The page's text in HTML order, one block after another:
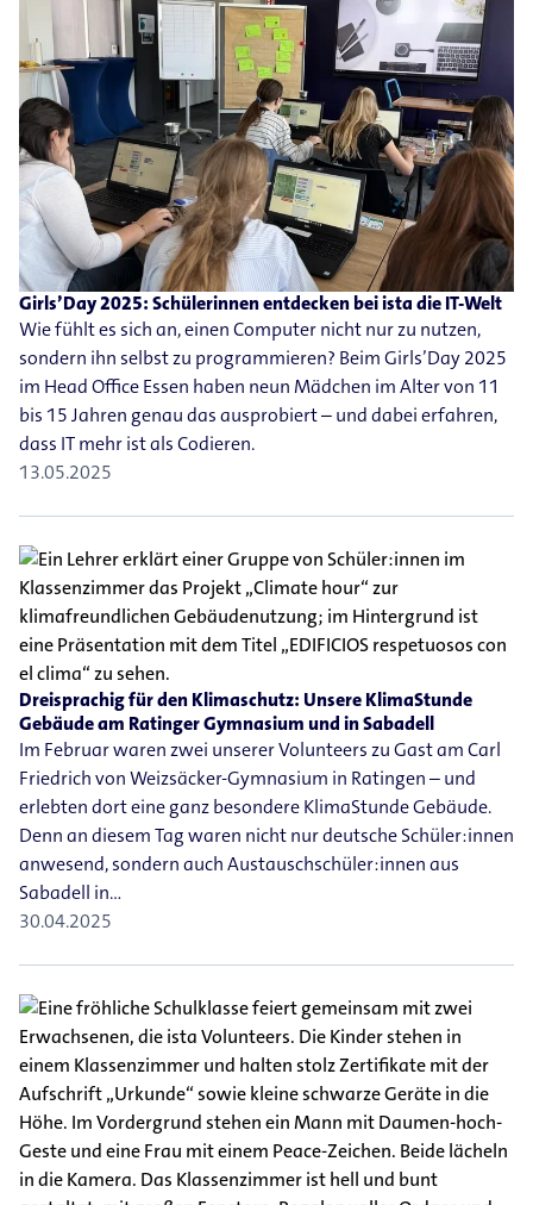
Girls’Day 2025: Schülerinnen entdecken bei ista die IT-​Welt
Wie fühlt es sich an, einen Computer nicht nur zu nutzen,
sondern ihn selbst zu programmieren? Beim Girls’Day 2025
im Head Office Essen haben neun Mädchen im Alter von 11
bis 15 Jahren genau das ausprobiert – und dabei erfahren,
dass IT mehr ist als Codieren.
13.05.2025
Dreisprachig für den Klimaschutz: Unsere KlimaStunde
Gebäude am Ratinger Gymnasium und in Sabadell
Im Februar waren zwei unserer Volunteers zu Gast am Carl
Friedrich von Weizsäcker-​Gymnasium in Ratingen – und
erlebten dort eine ganz besondere KlimaStunde Gebäude.
Denn an diesem Tag waren nicht nur deutsche Schüler:innen
anwesend, sondern auch Austauschschüler:innen aus
Sabadell in…
30.04.2025